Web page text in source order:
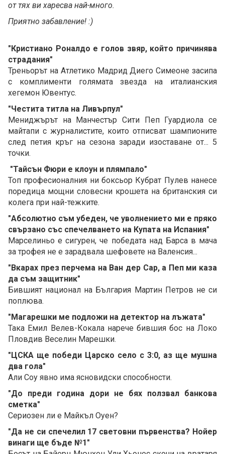
от тях ви харесва най-много.
Приятно забавление! :)
"Кристиано Роналдо е голов звяр, който причинява
страдания"
Треньорът на Атлетико Мадрид Диего Симеоне засипа
с комплименти голямата звезда на италианския
хегемон Ювентус.
"Честита титла на Ливърпул"
Мениджърът на Манчестър Сити Пеп Гуардиола се
майтапи с журналистите, които отписват шампионите
след петия кръг на сезона заради изоставане от... 5
точки.
"Тайсън Фюри е клоун и плямпало"
Топ професионалния ни боксьор Кубрат Пулев нанесе
поредица мощни словесни крошета на британския си
колега при най-тежките.
"Абсолютно съм убеден, че уволнението ми е пряко
свързано със спечелването на Купата на Испания"
Марселиньо е сигурен, че победата над Барса в мача
за трофея не е зарадвала шефовете на Валенсия...
"Вкарах през перчема на Ван дер Сар, а Пеп ми каза
да съм защитник"
Бившият национал на България Мартин Петров не си
поплюва.
"Магарешки ме подложи на детектор на лъжата"
Така Емил Велев-Кокала нарече бившия бос на Локо
Пловдив Веселин Марешки.
"ЦСКА ще победи Царско село с 3:0, аз ще мушна
два гола"
Али Соу явно има ясновидски способности.
"До преди година дори не бях ползвал банкова
сметка"
Сериозен ли е Майкъл Оуен?
"Да не си спечелил 17 световни първенства? Нойер
винаги ще бъде №1"